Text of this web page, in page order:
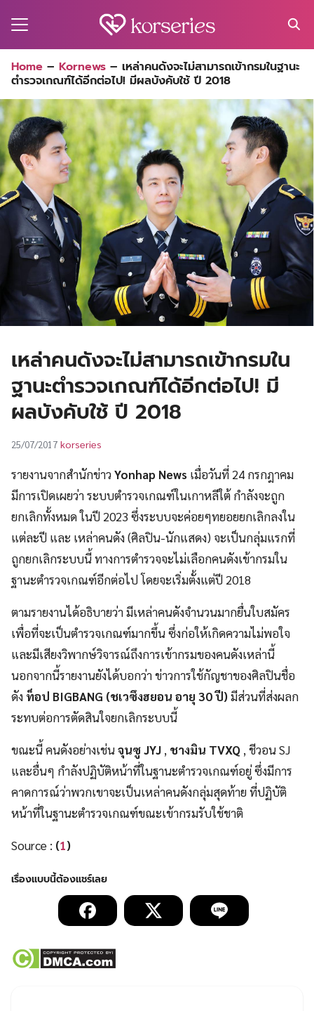
for:
Home – Kornews – เหล่าคนดังจะไม่สามารถเข้ากรมในฐานะ
ตำรวจเกณฑ์ได้อีกต่อไป! มีผลบังคับใช้ ปี 2018
เหล่าคนดังจะไม่สามารถเข้ากรมใน
ฐานะตำรวจเกณฑ์ได้อีกต่อไป! มี
ผลบังคับใช้ ปี 2018
25/07/2017 korseries
รายงานจากสำนักข่าวYonhap News เมื่อวันที่ 24 กรกฎาคม
มีการเปิดเผยว่า ระบบตำรวจเกณฑ์ในเกาหลีใต้ กำลังจะถูก
ยกเลิกทั้งหมด ในปี 2023 ซึ่งระบบจะค่อยๆทยอยยกเลิกลงใน
แต่ละปี และ เหล่าคนดัง (ศิลปิน-นักแสดง) จะเป็นกลุ่มแรกที่
ถูกยกเลิกระบบนี้ ทางการตำรวจจะไม่เลือกคนดังเข้ากรมใน
ฐานะตำรวจเกณฑ์อีกต่อไป โดยจะเริ่มตั้งแต่ปี 2018
ตามรายงานได้อธิบายว่า มีเหล่าคนดังจำนวนมากยื่นใบสมัคร
เพื่อที่จะเป็นตำรวจเกณฑ์มากขึ้น ซึ่งก่อให้เกิดความไม่พอใจ
และมีเสียงวิพากษ์วิจารณ์ถึงการเข้ากรมของคนดังเหล่านี้
นอกจากนี้รายงานยังได้บอกว่า ข่าวการใช้กัญชาของศิลปินชื่อ
ดัง ท็อป BIGBANG (ชเวซึงฮยอน อายุ 30 ปี)มีส่วนที่ส่งผลก
ระทบต่อการตัดสินใจยกเลิกระบบนี้
ขณะนี้ คนดังอย่างเช่นจุนซู JYJ , ชางมิน TVXQ , ชีวอน SJ
และอื่นๆ กำลังปฏิบัติหน้าที่ในฐานะตำรวจเกณฑ์อยู่ ซึ่งมีการ
คาดการณ์ว่าพวกเขาจะเป็นเหล่าคนดังกลุ่มสุดท้าย ที่ปฏิบัติ
หน้าที่ในฐานะตำรวจเกณฑ์ขณะเข้ากรมรับใช้ชาติ
Source : (1)